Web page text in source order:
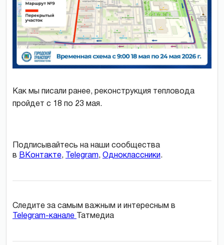
Как мы писали ранее, реконструкция тепловода
пройдет с 18 по 23 мая.
Подписывайтесь на наши сообщества
в ВКонтакте, Telegram, Одноклассники.
Следите за самым важным и интересным в
Telegram-канале
Татмедиа